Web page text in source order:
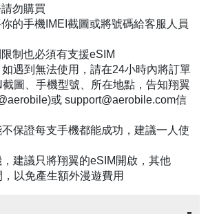
勿購買
的手機IMEI截圖或將號碼給客服人員
制也必須有支援eSIM
遇到無法使用，請在24小時內將訂單
圖、手機型號、所在地點，告知翔翼
或 support@aerobile.com信
保證每支手機都能成功，建議一人使
建議只將翔翼的eSIM開啟，其他
以免產生額外漫遊費用